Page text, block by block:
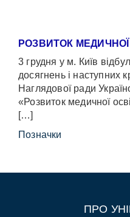
РОЗВИТОК МЕДИЧНОЇ
3 грудня у м. Київ
досягнень і наступних
Наглядової ради
«Розвиток медичної
[…]
Позначки
ПРО